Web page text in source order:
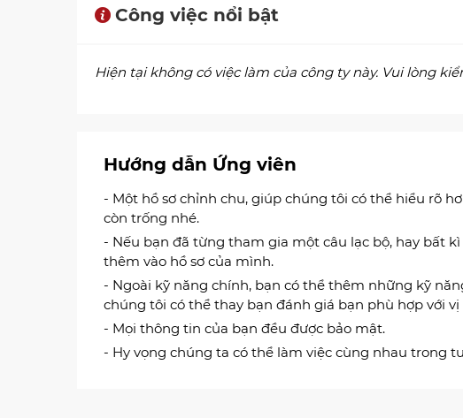
Công việc nổi bật
Hiện tại không có việc làm của công ty này. Vui lòng
Hướng dẫn Ứng viên
- Một hồ sơ chỉnh chu, giúp chúng tôi có thể hiểu rõ
còn trống nhé.
- Nếu bạn đã từng tham gia một câu lạc bộ, hay bất
thêm vào hồ sơ của mình.
- Ngoài kỹ năng chính, bạn có thể thêm những kỹ
chúng tôi có thể thay bạn đánh giá bạn phù hợp với vị
- Mọi thông tin của bạn đều được bảo mật.
- Hy vọng chúng ta có thể làm việc cùng nhau trong